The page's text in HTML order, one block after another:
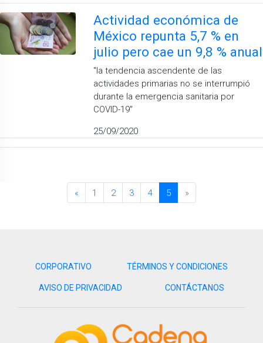
Actividad económica de
México repunta 5,7 % en
julio pero cae un 9,8 % anual
''la tendencia ascendente de las
actividades primarias no se interrumpió
durante la emergencia sanitaria por
COVID-19''
25/09/2020
« 1 2 3 4 5 »
CORPORATIVO TÉRMINOS Y CONDICIONES
AVISO DE PRIVACIDAD CONTÁCTANOS